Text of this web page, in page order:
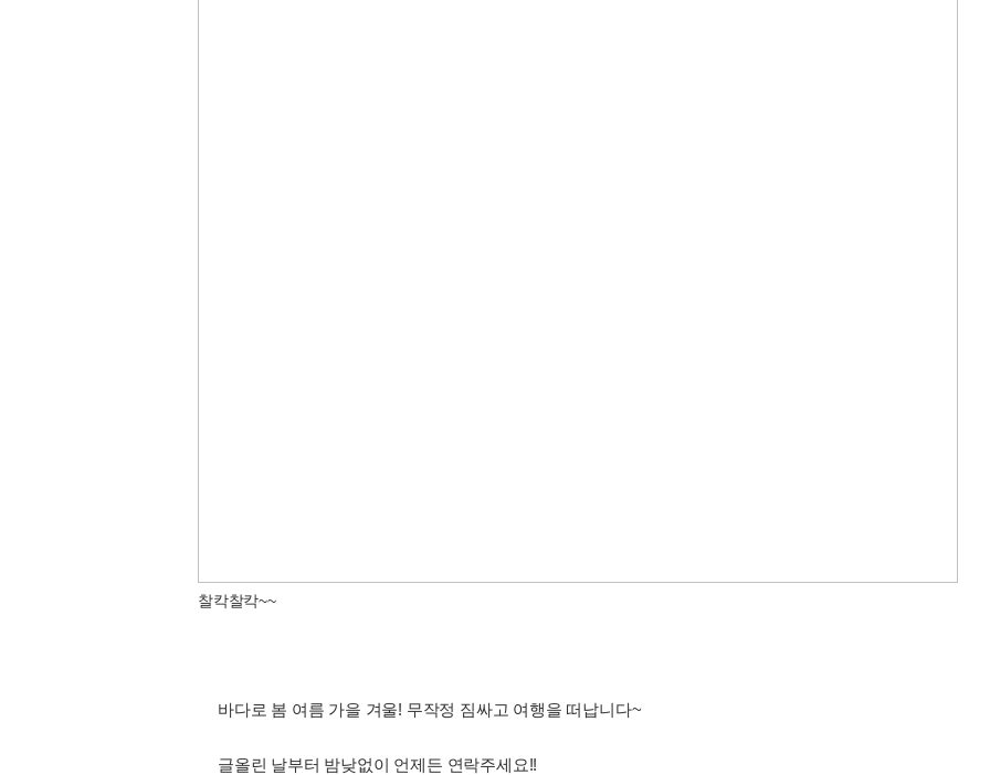
찰칵찰칵~~
바다로 봄 여름 가을 겨울! 무작정 짐싸고 여행을 떠납니다~
글올린 날부터 밤낮없이 언제든 연락주세요!!